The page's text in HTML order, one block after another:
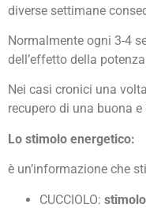
diverse settimane
Normalmente ogni 3-4
dell’effetto della
Nei casi cronici una
recupero di una buona
Lo stimolo energetico:
è un’informazione che
CUCCIOLO: